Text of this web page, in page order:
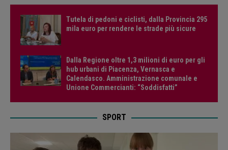
Tutela di pedoni e ciclisti, dalla Provincia 295
mila euro per rendere le strade più sicure
Dalla Regione oltre 1,3 milioni di euro per gli
hub urbani di Piacenza, Vernasca e
Calendasco. Amministrazione comunale e
Unione Commercianti: “Soddisfatti”
SPORT